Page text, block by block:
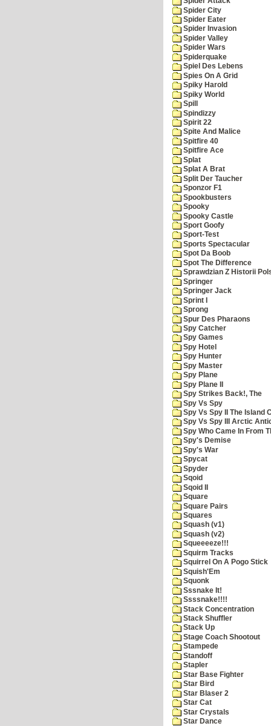
Spider City
Spider Eater
Spider Invasion
Spider Valley
Spider Wars
Spiderquake
Spiel Des Lebens
Spies On A Grid
Spiky Harold
Spiky World
Spill
Spindizzy
Spirit 22
Spite And Malice
Spitfire 40
Spitfire Ace
Splat
Splat A Brat
Split Der Taucher
Sponzor F1
Spookbusters
Spooky
Spooky Castle
Sport Goofy
Sport-Test
Sports Spectacular
Spot Da Boob
Spot The Difference
Sprawdzian Z Historii
Springer
Springer Jack
Sprint I
Sprong
Spur Des Pharaons
Spy Catcher
Spy Games
Spy Hotel
Spy Hunter
Spy Master
Spy Plane
Spy Plane II
Spy Strikes Back!, The
Spy Vs Spy
Spy Vs Spy II The Island
Spy Vs Spy III Arctic
Spy Who Came In From
Spy's Demise
Spy's War
Spycat
Spyder
Sqoid
Sqoid II
Square
Square Pairs
Squares
Squash (v1)
Squash (v2)
Squeeeeze!!!
Squirm Tracks
Squirrel On A Pogo Stick
Squish'Em
Squonk
Sssnake It!
Ssssnake!!!!
Stack Concentration
Stack Shuffler
Stack Up
Stage Coach Shootout
Stampede
Standoff
Stapler
Star Base Fighter
Star Bird
Star Blaser 2
Star Cat
Star Crystals
Star Dance